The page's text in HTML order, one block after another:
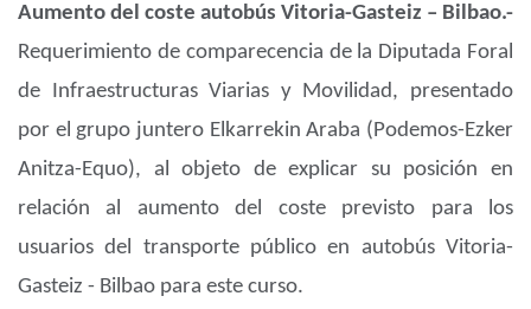
Aumento del coste autobús Vitoria-Gasteiz – Bilbao.-
Requerimiento de comparecencia de la Diputada Foral
de Infraestructuras Viarias y Movilidad, presentado
por el grupo juntero Elkarrekin Araba (Podemos-Ezker
Anitza-Equo), al objeto de explicar su posición en
relación al aumento del coste previsto para los
usuarios del transporte público en autobús Vitoria-
Gasteiz - Bilbao para este curso.